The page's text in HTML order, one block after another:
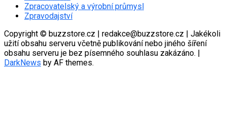
Zpracovatelský a výrobní průmysl
Zpravodajství
Copyright © buzzstore.cz | redakce@buzzstore.cz | Jakékoli
užití obsahu serveru včetně publikování nebo jiného šíření
obsahu serveru je bez písemného souhlasu zakázáno.
DarkNews by AF themes.